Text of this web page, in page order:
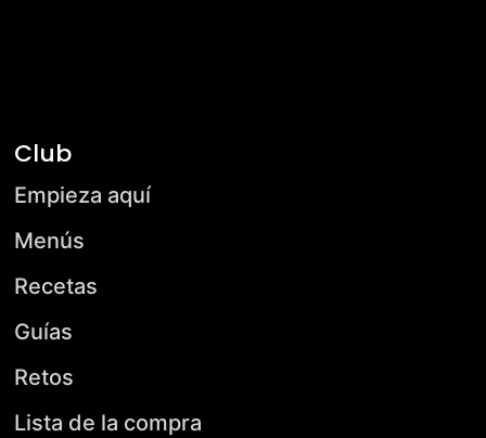
Club
Empieza aquí
Menús
Recetas
Guías
Retos
Lista de la compra